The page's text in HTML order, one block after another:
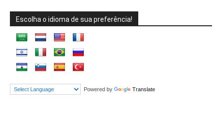
Escolha o idioma de sua preferência!
Powered by Translate